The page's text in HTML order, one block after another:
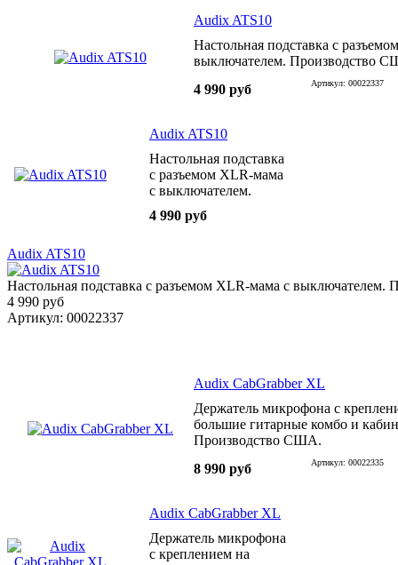
Audix ATS10
Настольная подставка с
выключателем. Производство
4 990 руб
Артикул: 00022337
Audix ATS10
Настольная подставка
с разъемом XLR-мама
с выключателем.
4 990 руб
Audix ATS10
Настольная подставка с разъемом XLR-мама с
4 990 руб
Артикул: 00022337
Audix CabGrabber XL
Держатель микрофона с
большие гитарные комбо и
Производство США.
8 990 руб
Артикул: 00022335
Audix CabGrabber XL
Держатель микрофона
с креплением на